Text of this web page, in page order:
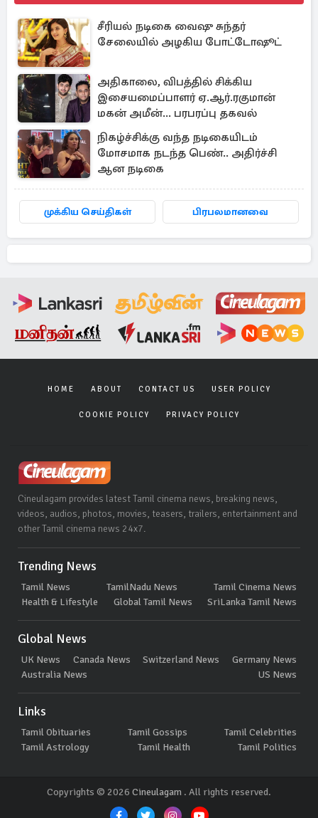
சீரியல் நடிகை வைஷு சுந்தர்
சேலையில் அழகிய போட்டோஷூட்
அதிகாலை, விபத்தில் சிக்கிய
இசையமைப்பாளர் ஏ.ஆர்.ரகுமான்
மகன் அமீன்... பரபரப்பு தகவல்
நிகழ்ச்சிக்கு வந்த நடிகையிடம்
மோசமாக நடந்த பெண்.. அதிர்ச்சி
ஆன நடிகை
முக்கிய செய்திகள் பிரபலமானவை
HOME ABOUT CONTACT US USER POLICY
COOKIE POLICY PRIVACY POLICY
Cineulagam provides latest Tamil cinema news, breaking news,
videos, audios, photos, movies, teasers, trailers, entertainment and
other Tamil cinema news 24x7.
Trending News
Tamil News TamilNadu News
Tamil Cinema News
Health & Lifestyle
Global Tamil News SriLanka Tamil News
Global News
UK News Canada News Switzerland News
Germany News
Australia News
US News
Links
Tamil Obituaries Tamil Gossips
Tamil Celebrities
Tamil Astrology
Tamil Health Tamil Politics
Copyrights © 2026 Cineulagam . All rights reserved.